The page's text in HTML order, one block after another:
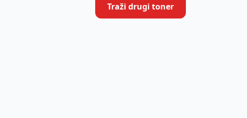
Traži drugi toner